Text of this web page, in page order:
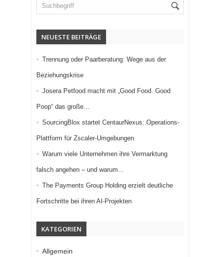
NEUESTE BEITRÄGE
Trennung oder Paarberatung: Wege aus der
Beziehungskrise
Josera Petfood macht mit „Good Food. Good
Poop“ das große…
SourcingBlox startet CentaurNexus: Operations-
Plattform für Zscaler-Umgebungen
Warum viele Unternehmen ihre Vermarktung
falsch angehen – und warum…
The Payments Group Holding erzielt deutliche
Fortschritte bei ihren AI-Projekten
KATEGORIEN
Allgemein